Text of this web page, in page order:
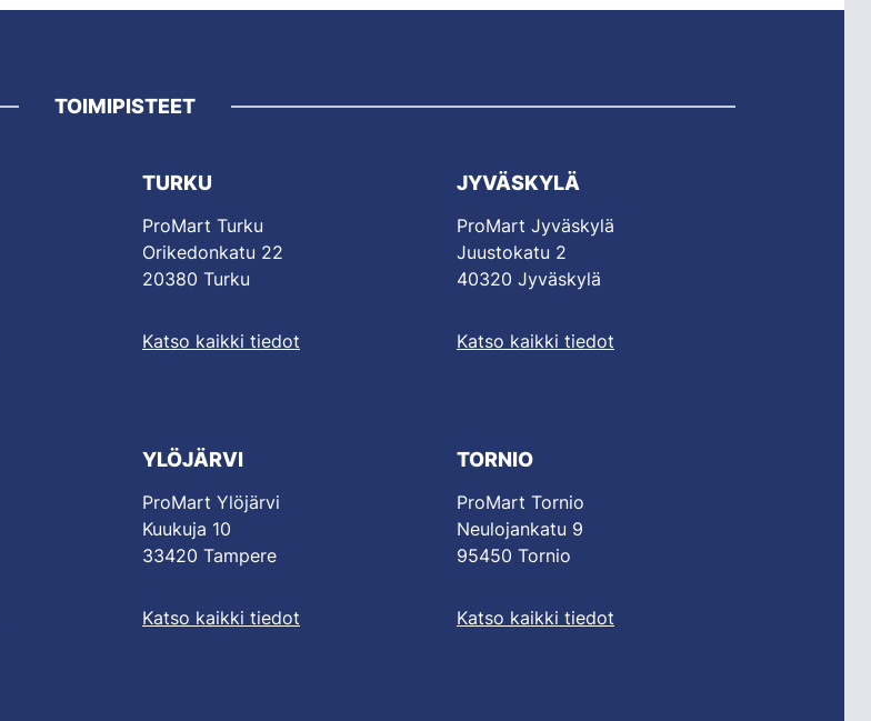
TOIMIPISTEET
TURKU
ProMart Turku
Orikedonkatu 22
20380 Turku
Katso kaikki tiedot
JYVÄSKYLÄ
ProMart Jyväskylä
Juustokatu 2
40320 Jyväskylä
Katso kaikki tiedot
YLÖJÄRVI
ProMart Ylöjärvi
Kuukuja 10
33420 Tampere
Katso kaikki tiedot
TORNIO
ProMart Tornio
Neulojankatu 9
95450 Tornio
Katso kaikki tiedot